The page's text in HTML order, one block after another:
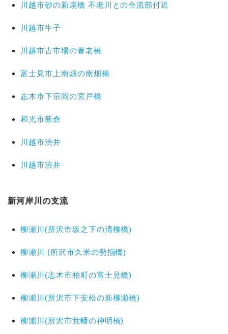
川越市砂の新扇橋 不老川との合流部付近
川越市牛子
川越市古市場の養老橋
富士見市上南畑の南畑橋
志木市下宗岡の宮戸橋
和光市新倉
川越市渋井
川越市渋井
新河岸川の支流
柳瀬川(所沢市坂之下の清柳橋)
柳瀬川 (所沢市久米の勢揃橋)
柳瀬川(志木市柏町の富士見橋)
柳瀬川(所沢市下安松の新柳瀬橋)
柳瀬川(所沢市荒幡の神明橋)